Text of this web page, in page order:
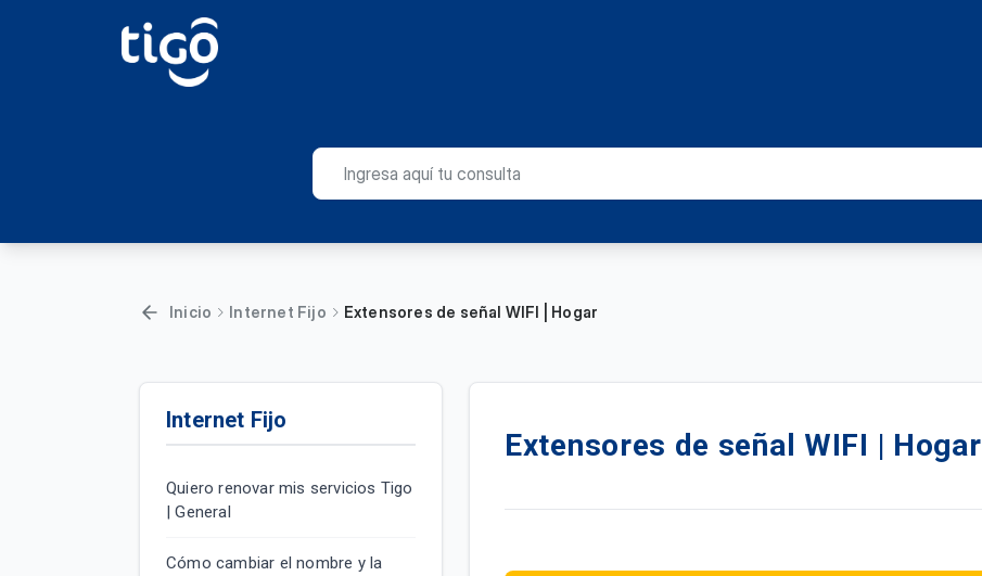
Inicio Internet Fijo Extensores de señal WIFI | Hogar
Internet Fijo
Quiero renovar mis servicios Tigo
| General
Cómo cambiar el nombre y la
Extensores de señal WIFI | Hogar